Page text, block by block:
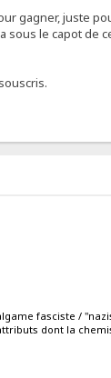
gagner, juste
sous le capot de
fasciste /
dont la